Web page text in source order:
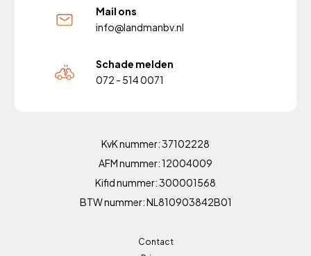
Mail ons
info@landmanbv.nl
Schade melden
072 - 514 0071
KvK nummer: 37102228
AFM nummer: 12004009
Kifid nummer: 300001568
BTW nummer: NL810903842B01
Contact